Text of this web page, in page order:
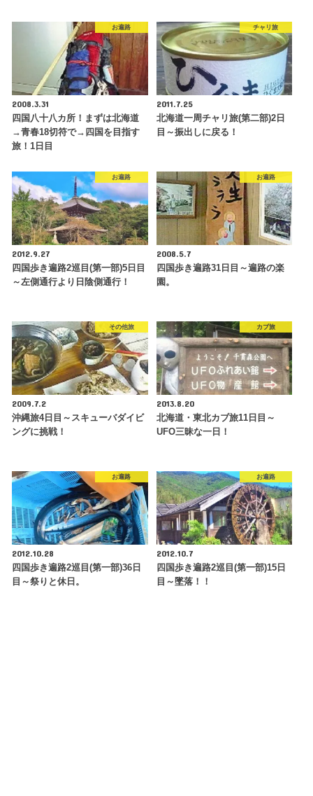
お遍路
2008.3.31
四国八十八カ所！まずは北海道
→青春18切符で→四国を目指す
旅！1日目
チャリ旅
2011.7.25
北海道一周チャリ旅(第二部)2日
目～振出しに戻る！
お遍路
2012.9.27
四国歩き遍路2巡目(第一部)5日目
～左側通行より日陰側通行！
お遍路
2008.5.7
四国歩き遍路31日目～遍路の楽
園。
その他旅
2009.7.2
沖縄旅4日目～スキューバダイビ
ングに挑戦！
カブ旅
2013.8.20
北海道・東北カブ旅11日目～
UFO三昧な一日！
お遍路
2012.10.28
四国歩き遍路2巡目(第一部)36日
目～祭りと休日。
お遍路
2012.10.7
四国歩き遍路2巡目(第一部)15日
目～墜落！！